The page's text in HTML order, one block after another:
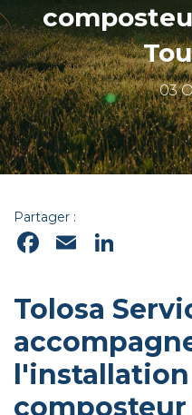
03
Partager :
Facebook
Email
Tolosa